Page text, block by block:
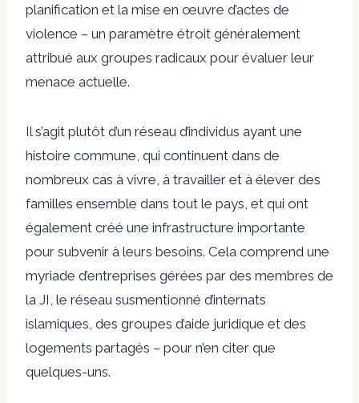
planification et la mise en œuvre d’actes de
violence – un paramètre étroit généralement
attribué aux groupes radicaux pour évaluer leur
menace actuelle.
Il s’agit plutôt d’un réseau d’individus ayant une
histoire commune, qui continuent dans de
nombreux cas à vivre, à travailler et à élever des
familles ensemble dans tout le pays, et qui ont
également créé une infrastructure importante
pour subvenir à leurs besoins. Cela comprend une
myriade d’entreprises gérées par des membres de
la JI, le réseau susmentionné d’internats
islamiques, des groupes d’aide juridique et des
logements partagés – pour n’en citer que
quelques-uns.